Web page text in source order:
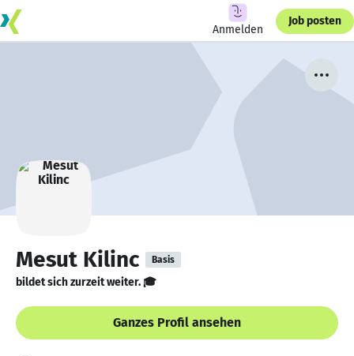
Anmelden
Job posten
Mesut Kilinc Basis
bildet sich zurzeit weiter. 🎓
Ganzes Profil ansehen